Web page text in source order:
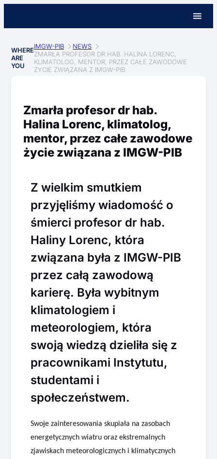
WHERE
ARE
YOU
IMGW-PIB
NEWS
ZMARŁA PROFESOR DR HAB. HALINA LORENC,
KLIMATOLOG, MENTOR, PRZEZ CAŁE ZAWODOWE
ŻYCIE ZWIĄZANA Z IMGW-PIB
Zmarła profesor dr hab.
Halina Lorenc, klimatolog,
mentor, przez całe zawodowe
życie związana z IMGW-PIB
Z wielkim smutkiem
przyjęliśmy wiadomość o
śmierci profesor dr hab.
Haliny Lorenc, która
związana była z IMGW-PIB
przez całą zawodową
karierę. Była wybitnym
klimatologiem i
meteorologiem, która
swoją wiedzą dzieliła się z
pracownikami Instytutu,
studentami i
społeczeństwem.
Swoje zainteresowania skupiała na zasobach
energetycznych wiatru oraz ekstremalnych
zjawiskach meteorologicznych i klimatycznych